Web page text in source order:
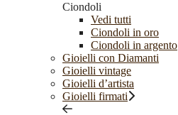
Ciondoli
Vedi tutti
Ciondoli in oro
Ciondoli in argento
Gioielli con Diamanti
Gioielli vintage
Gioielli d’artista
Gioielli firmati